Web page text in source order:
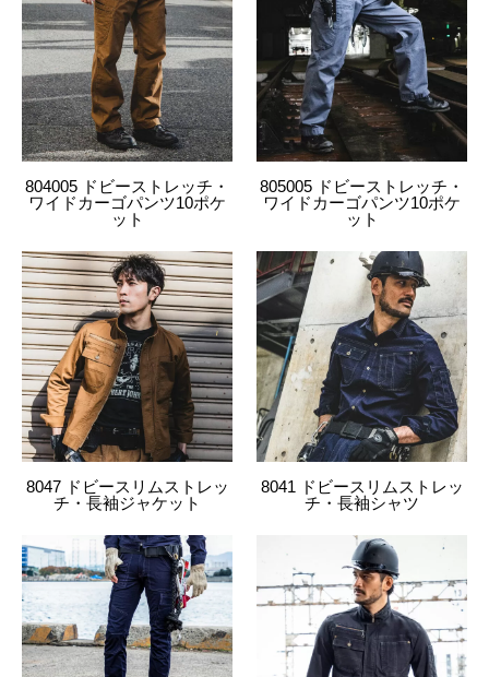
4534514075897 8051 809.L・グレー LL
4534514075903 8051 809.L・グレー 3L
4534514075910 8051 809.L・グレー
4534514075927 8051 809.L・グレー 6L
4534514075934 8051 814.N・ブラック
4534514075941 8051 814.N・ブラック L
4534514075958 8051 814.N・ブラック LL
4534514075965 8051 814.N・ブラック 3L
4534514075972 8051 814.N・ブラック 4L
4534514075989 8051
4534514075996 8051 818.アッシュ・グレー
4534514076009 8051 818.アッシュ・グレー L
804005 ドビーストレッチ・
ワイドカーゴパンツ10ポケ
ット
805005 ドビーストレッチ・
ワイドカーゴパンツ10ポケ
ット
8047 ドビースリムストレッ
チ・長袖ジャケット
8041 ドビースリムストレッ
チ・長袖シャツ